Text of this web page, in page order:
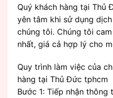
Quý khách hàng tại Thủ
yên tâm khi sử dụng
chúng tôi. Chúng tôi
nhất, giá cả hợp lý cho
Quy trình làm việc của
hàng tại Thủ Đức tphcm
Bước 1: Tiếp nhận thông